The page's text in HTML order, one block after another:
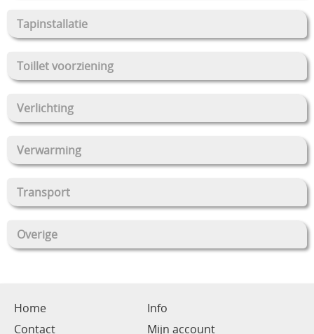
Tapinstallatie
Toillet voorziening
Verlichting
Verwarming
Transport
Overige
Home
Info
Contact
Mijn account